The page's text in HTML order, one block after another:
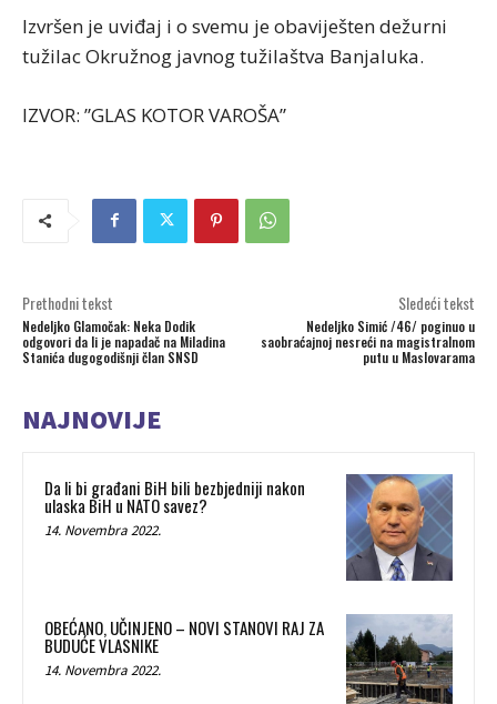
Izvršen je uviđaj i o svemu je obaviješten dežurni
tužilac Okružnog javnog tužilaštva Banjaluka.
IZVOR: ”GLAS KOTOR VAROŠA”
Prethodni tekst
Nedeljko Glamočak: Neka Dodik
odgovori da li je napadač na Miladina
Stanića dugogodišnji član SNSD
Sledeći tekst
Nedeljko Simić /46/ poginuo u
saobraćajnoj nesreći na magistralnom
putu u Maslovarama
NAJNOVIJE
Da li bi građani BiH bili bezbjedniji nakon
ulaska BiH u NATO savez?
14. Novembra 2022.
OBEĆANO, UČINJENO – NOVI STANOVI RAJ ZA
BUDUĆE VLASNIKE
14. Novembra 2022.